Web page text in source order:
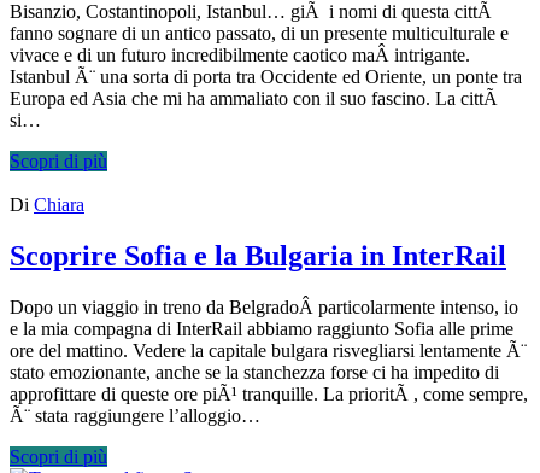
Bisanzio, Costantinopoli, Istanbul… giÃ i nomi di questa cittÃ
fanno sognare di un antico passato, di un presente multiculturale e
vivace e di un futuro incredibilmente caotico maÂ intrigante.
Istanbul Ã¨ una sorta di porta tra Occidente ed Oriente, un ponte tra
Europa ed Asia che mi ha ammaliato con il suo fascino. La cittÃ
si…
Scopri di più
Di Chiara
Scoprire Sofia e la Bulgaria in InterRail
Dopo un viaggio in treno da BelgradoÂ particolarmente intenso, io
e la mia compagna di InterRail abbiamo raggiunto Sofia alle prime
ore del mattino. Vedere la capitale bulgara risvegliarsi lentamente Ã¨
stato emozionante, anche se la stanchezza forse ci ha impedito di
approfittare di queste ore piÃ¹ tranquille. La prioritÃ , come sempre,
Ã¨ stata raggiungere l’alloggio…
Scopri di più